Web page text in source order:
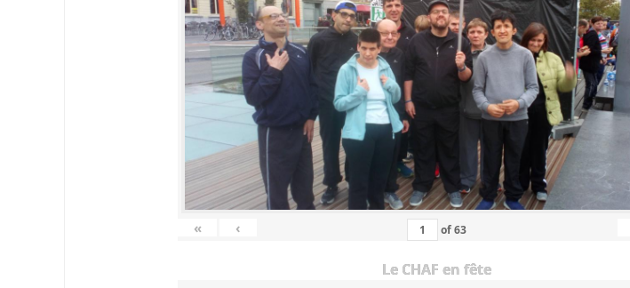
« ‹ of63
Le CHAF en fête